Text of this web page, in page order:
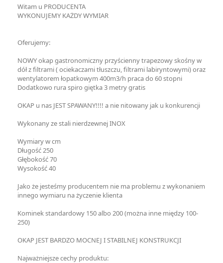
Witam u PRODUCENTA
WYKONUJEMY KAŻDY WYMIAR
Oferujemy:
NOWY okap gastronomiczny przyścienny trapezowy skośny w
dół z filtrami ( ociekaczami tłuszczu, filtrami labiryntowymi) oraz
wentylatorem łopatkowym 400m3/h praca do 60 stopni
Dodatkowo rura spiro giętka 3 metry gratis
OKAP u nas JEST SPAWANY!!!! a nie nitowany jak u konkurencji
Wykonany ze stali nierdzewnej INOX
Wymiary w cm
Długość 250
Głębokość 70
Wysokość 40
Jako że jesteśmy producentem nie ma problemu z wykonaniem
innego wymiaru na życzenie klienta
Kominek standardowy 150 albo 200 (można inne między 100-
250)
OKAP JEST BARDZO MOCNEJ I STABILNEJ KONSTRUKCJI
Najważniejsze cechy produktu: